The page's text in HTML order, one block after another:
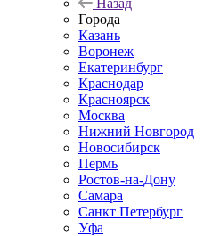
Назад
Города
Казань
Воронеж
Екатеринбург
Краснодар
Красноярск
Москва
Нижний Новгород
Новосибирск
Пермь
Ростов-на-Дону
Самара
Санкт Петербург
Уфа